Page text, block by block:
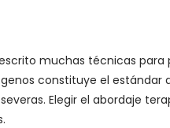
muchas técnicas para
constituye el
Elegir el abordaje